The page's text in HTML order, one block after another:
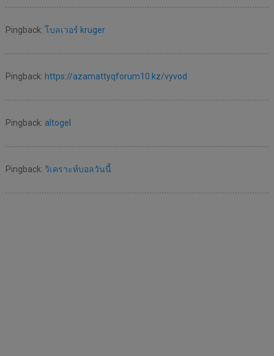
Pingback: โบลเวอร์ kruger
Pingback: https://azamattyqforum10.kz/vyvod
Pingback: altogel
Pingback: วิเคราะห์บอลวันนี้